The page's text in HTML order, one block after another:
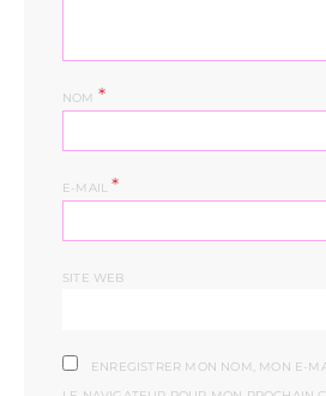
NOM *
E-MAIL*
SITE WEB
ENREGISTRER MON NOM, MON E-